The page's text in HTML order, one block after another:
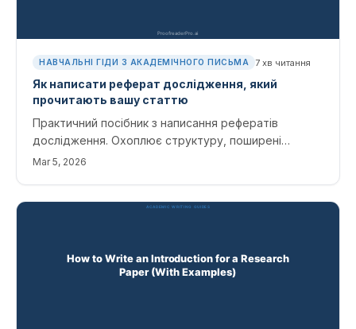
НАВЧАЛЬНІ ГІДИ З АКАДЕМІЧНОГО ПИСЬМА 7 хв читання
Як написати реферат дослідження, який
прочитають вашу статтю
Практичний посібник з написання рефератів
дослідження. Охоплює структуру, поширені
помилки та те, як інструменти штучного інтелекту
Mar 5, 2026